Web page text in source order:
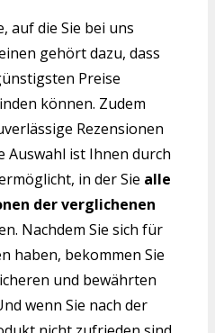
auf die Sie bei uns
gehört dazu, dass
Preise
können. Zudem
Rezensionen
Auswahl ist Ihnen durch
in der Sie alle
der verglichenen
Nachdem Sie sich für
haben, bekommen Sie
und bewährten
wenn Sie nach der